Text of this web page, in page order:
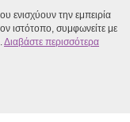
ενισχύουν την εμπειρία
ιστότοπο, συμφωνείτε με
Διαβάστε περισσότερα